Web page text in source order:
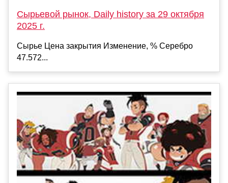
Сырьевой рынок, Daily history за 29 октября
2025 г.
Сырье Цена закрытия Изменение, % Серебро
47.572...